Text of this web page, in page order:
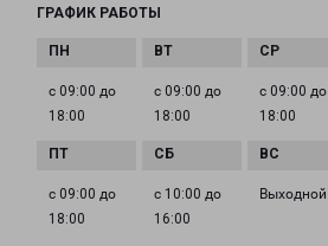
ГРАФИК РАБОТЫ
с 09:00 до
18:00
с 09:00 до
18:00
с 09:00 до
18:00
с 09:00 до
18:00
с 10:00 до
16:00
Выходной